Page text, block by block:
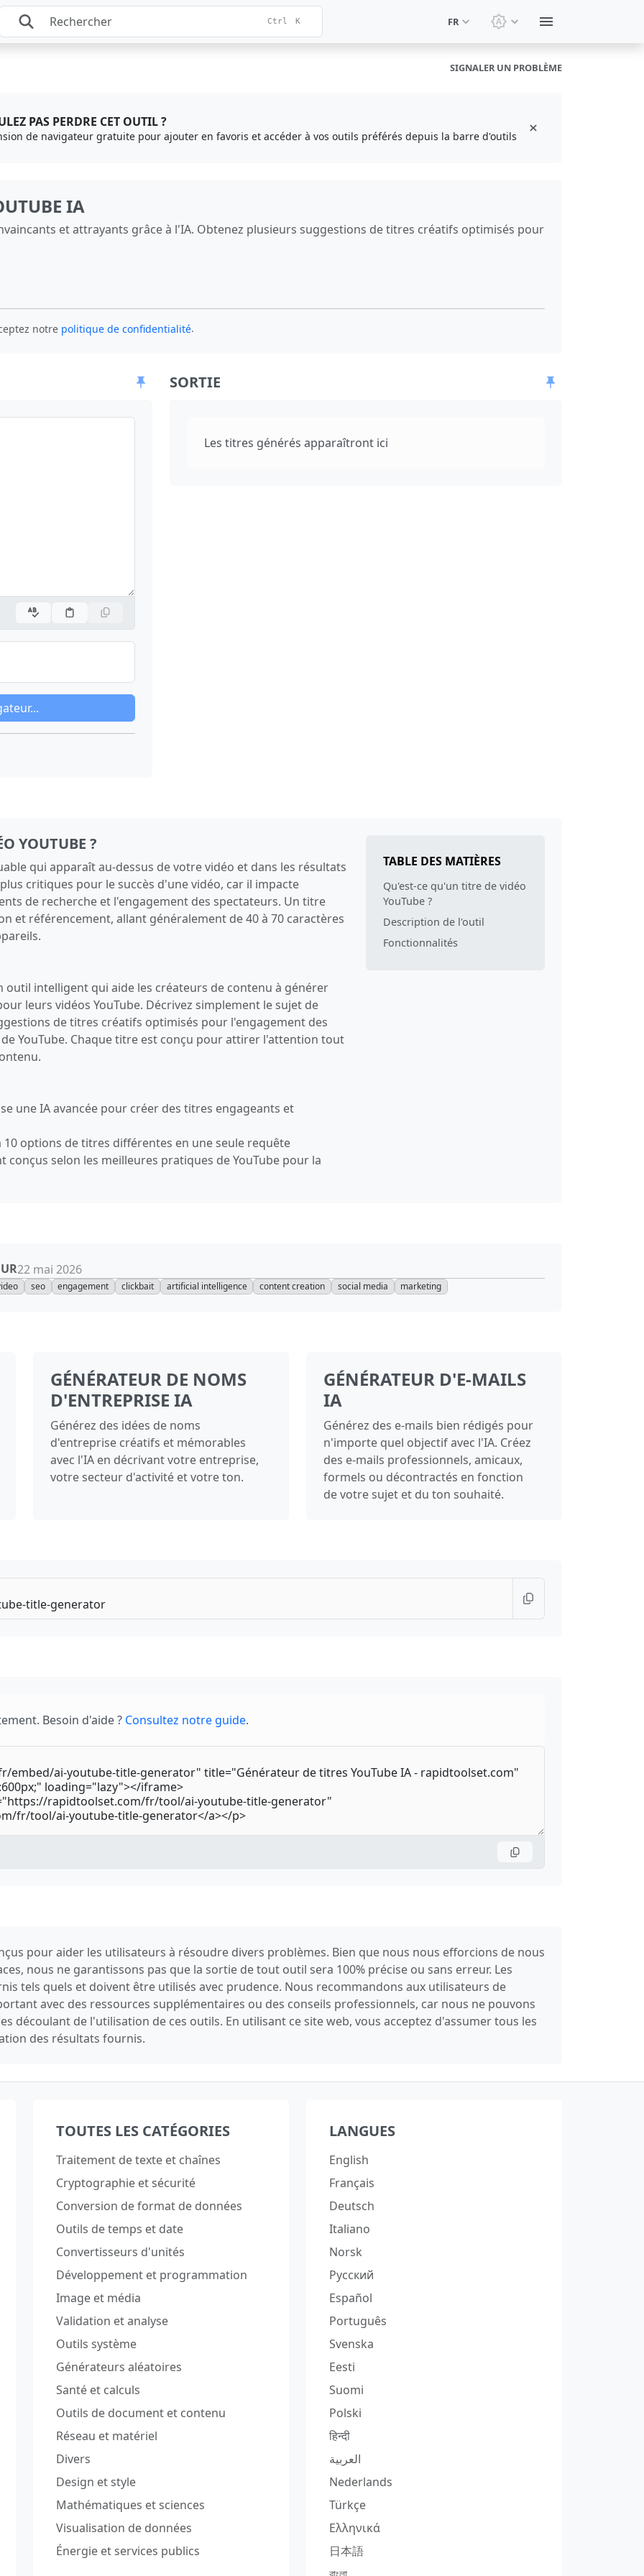
Ctrl K FR Changer le thème:
SIGNALER UN PROBLÈME
PAS PERDRE CET OUTIL ?
de navigateur gratuite pour ajouter en favoris et accéder à vos outils préférés depuis la barre d'outils
IA
et attrayants grâce à l'IA. Obtenez plusieurs suggestions de titres créatifs optimisés pour
notre politique de confidentialité.
SORTIE
Les titres générés apparaîtront ici
YOUTUBE ?
qui apparaît au-dessus de votre vidéo et dans les résultats
critiques pour le succès d'une vidéo, car il impacte
de recherche et l'engagement des spectateurs. Un titre
et référencement, allant généralement de 40 à 70 caractères
outil intelligent qui aide les créateurs de contenu à générer
leurs vidéos YouTube. Décrivez simplement le sujet de
de titres créatifs optimisés pour l'engagement des
YouTube. Chaque titre est conçu pour attirer l'attention tout
une IA avancée pour créer des titres engageants et
10 options de titres différentes en une seule requête
conçus selon les meilleures pratiques de YouTube pour la
TABLE DES MATIÈRES
Qu'est-ce qu'un titre de vidéo
YouTube ?
Description de l'outil
Fonctionnalités
22 mai 2026
seo engagement clickbait artificial intelligence content creation social media marketing
GÉNÉRATEUR DE NOMS
D'ENTREPRISE IA
Générez des idées de noms
d'entreprise créatifs et mémorables
avec l'IA en décrivant votre entreprise,
votre secteur d'activité et votre ton.
GÉNÉRATEUR D'E-MAILS
IA
Générez des e-mails bien rédigés pour
n'importe quel objectif avec l'IA. Créez
des e-mails professionnels, amicaux,
formels ou décontractés en fonction
de votre sujet et du ton souhaité.
Besoin d'aide ? Consultez notre guide.
pour aider les utilisateurs à résoudre divers problèmes. Bien que nous nous efforcions de nous
nous ne garantissons pas que la sortie de tout outil sera 100% précise ou sans erreur. Les
tels quels et doivent être utilisés avec prudence. Nous recommandons aux utilisateurs de
avec des ressources supplémentaires ou des conseils professionnels, car nous ne pouvons
découlant de l'utilisation de ces outils. En utilisant ce site web, vous acceptez d'assumer tous les
des résultats fournis.
TOUTES LES CATÉGORIES
Traitement de texte et chaînes
Cryptographie et sécurité
Conversion de format de données
Outils de temps et date
Convertisseurs d'unités
Développement et programmation
Image et média
Validation et analyse
Outils système
Générateurs aléatoires
Santé et calculs
Outils de document et contenu
Réseau et matériel
Divers
Design et style
Mathématiques et sciences
Visualisation de données
Énergie et services publics
LANGUES
English
Français
Deutsch
Italiano
Norsk
Русский
Español
Português
Svenska
Eesti
Suomi
Polski
हिन्दी
العربية
Nederlands
Türkçe
Ελληνικά
日本語